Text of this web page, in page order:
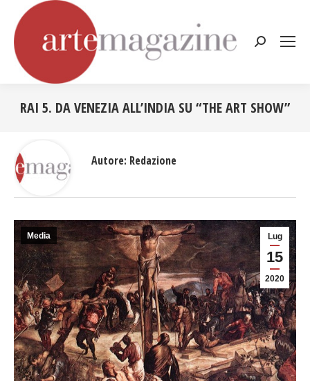
Cerca:
RAI 5. DA VENEZIA ALL’INDIA SU “THE ART SHOW”
Lug
15
2020
Media
Autore: Redazione